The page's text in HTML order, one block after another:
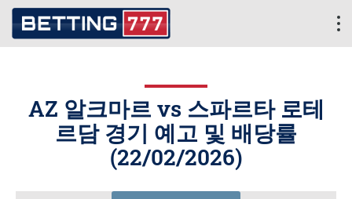
AZ 알크마르 vs 스파르타 로테
르담 경기 예고 및 배당률
(22/02/2026)